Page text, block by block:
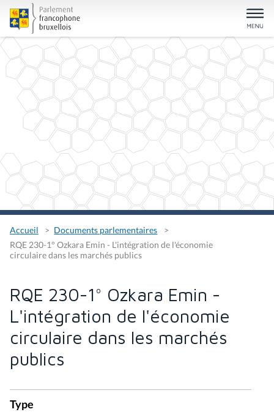
Accueil
Documents parlementaires
RQE 230-1° Ozkara Emin - L'intégration de l'économie
circulaire dans les marchés publics
RQE 230-1° Ozkara Emin -
L'intégration de l'économie
circulaire dans les marchés
publics
Type